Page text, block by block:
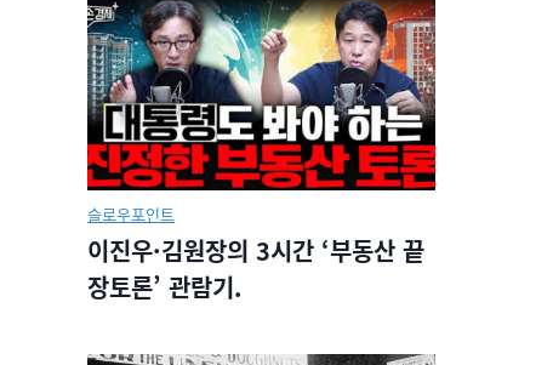
슬로우포인트
이진우·김원장의 3시간 ‘부동산 끝
장토론’ 관람기.